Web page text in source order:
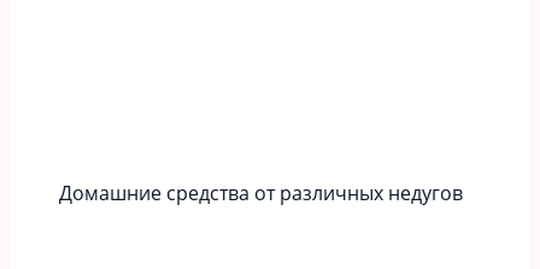
Домашние средства от различных недугов